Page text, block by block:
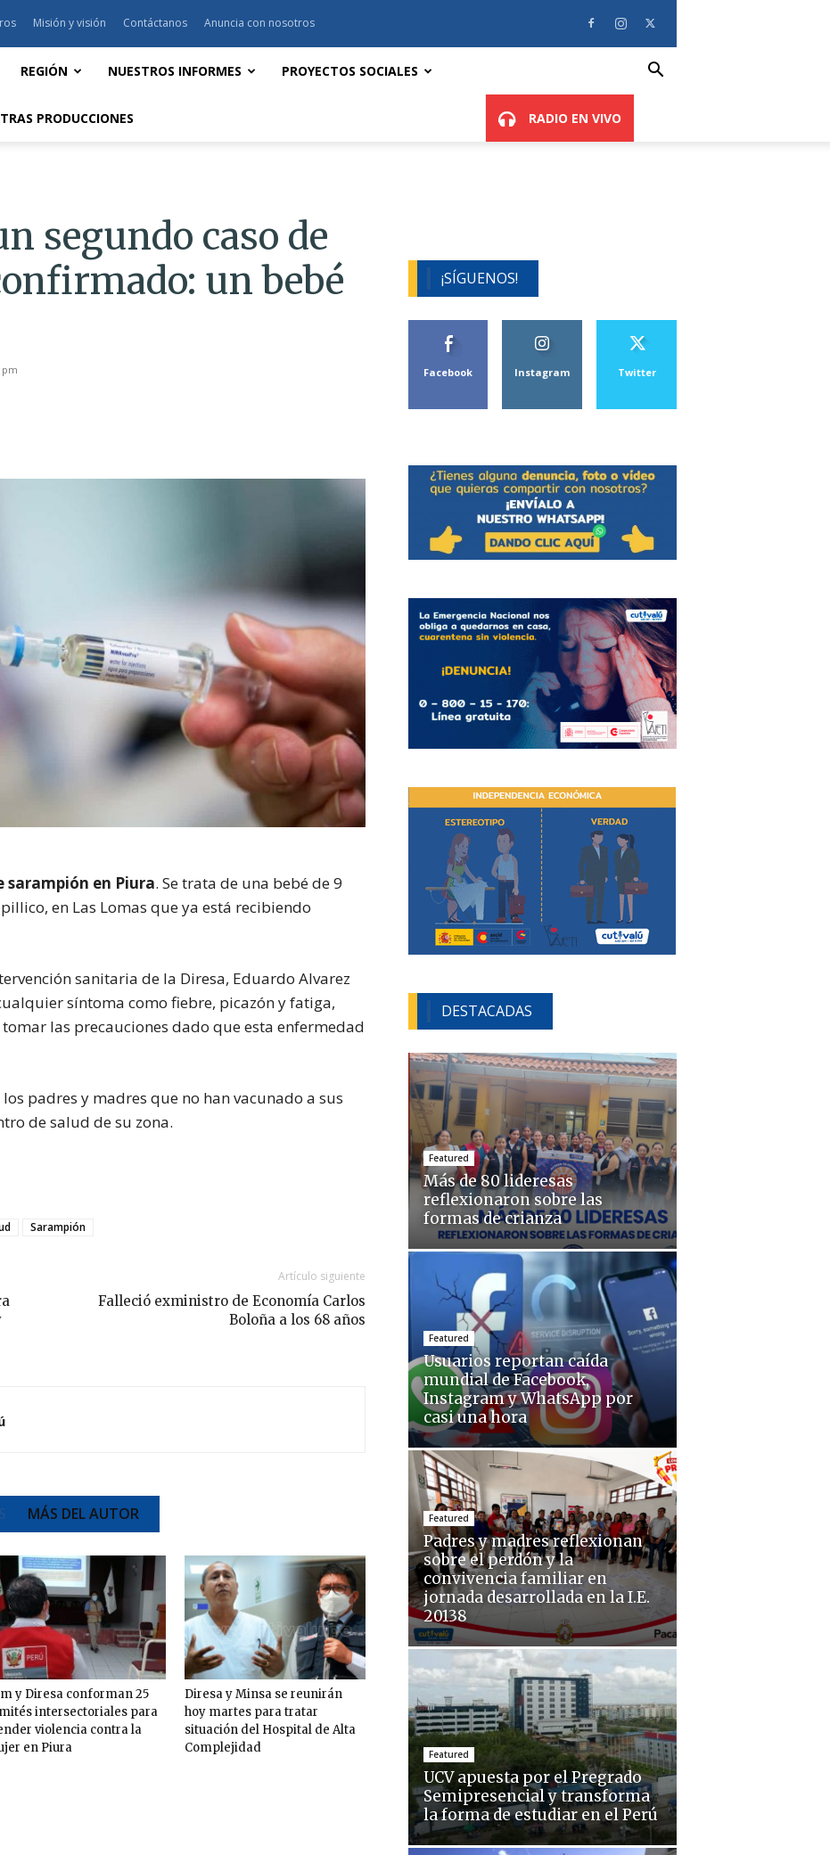
Misión y visión Contáctanos Anuncia con nosotros
REGIÓN NUESTROS INFORMES PROYECTOS SOCIALES
PRODUCCIONES RADIO EN VIVO
segundo caso de
un bebé
pm
sarampión en Piura. Se trata de una bebé de 9
en Las Lomas que ya está recibiendo
sanitaria de la Diresa, Eduardo Alvarez
síntoma como fiebre, picazón y fatiga,
las precauciones dado que esta enfermedad
padres y madres que no han vacunado a sus
de salud de su zona.
Sarampión
Artículo siguiente
Falleció exministro de Economía Carlos
Boloña a los 68 años
MÁS DEL AUTOR
y Diresa conforman 25
intersectoriales para
violencia contra la
en Piura
Diresa y Minsa se reunirán
hoy martes para tratar
situación del Hospital de Alta
Complejidad
¡SÍGUENOS!
DESTACADAS
Featured
Más de 80 lideresas
reflexionaron sobre las
formas de crianza
Featured
Usuarios reportan caída
mundial de Facebook,
Instagram y WhatsApp por
casi una hora
Featured
Padres y madres reflexionan
sobre el perdón y la
convivencia familiar en
jornada desarrollada en la I.E.
20138
Featured
UCV apuesta por el Pregrado
Semipresencial y transforma
la forma de estudiar en el Perú